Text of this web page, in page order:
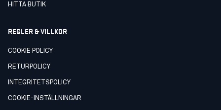
HITTA BUTIK
REGLER & VILLKOR
COOKIE POLICY
RETURPOLICY
INTEGRITETSPOLICY
COOKIE-INSTÄLLNINGAR